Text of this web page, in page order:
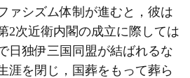
ァシズム体制が進むと，彼は
2次近衛内閣の成立に際しては
日独伊三国同盟が結ばれるな
涯を閉じ，国葬をもって葬ら